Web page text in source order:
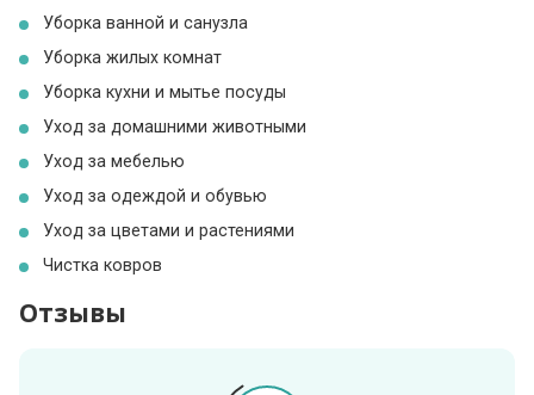
Уборка ванной и санузла
Уборка жилых комнат
Уборка кухни и мытье посуды
Уход за домашними животными
Уход за мебелью
Уход за одеждой и обувью
Уход за цветами и растениями
Чистка ковров
Отзывы